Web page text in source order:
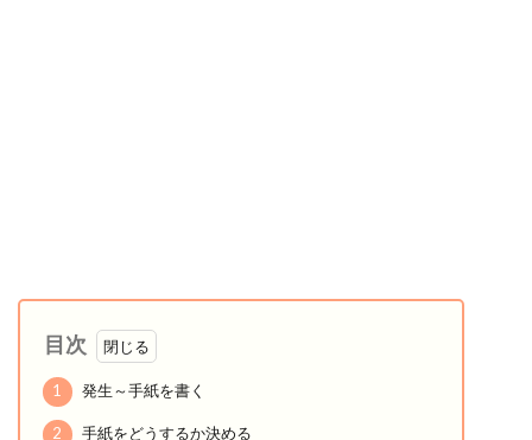
目次
1 発生～手紙を書く
2 手紙をどうするか決める